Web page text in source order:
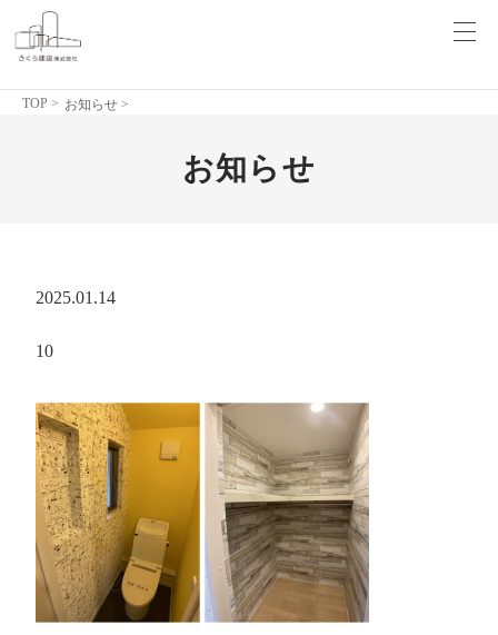
TOP > お知らせ >
お知らせ
2025.01.14
10